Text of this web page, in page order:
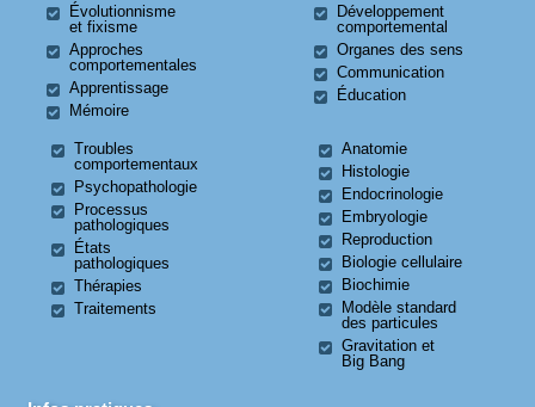
Évolutionnisme
et fixisme
Approches
comportementales
Apprentissage
Mémoire
Développement
comportemental
Organes des sens
Communication
Éducation
Troubles
comportementaux
Psychopathologie
Processus
pathologiques
États
pathologiques
Thérapies
Traitements
Anatomie
Histologie
Endocrinologie
Embryologie
Reproduction
Biologie cellulaire
Biochimie
Modèle standard
des particules
Gravitation et
Big Bang